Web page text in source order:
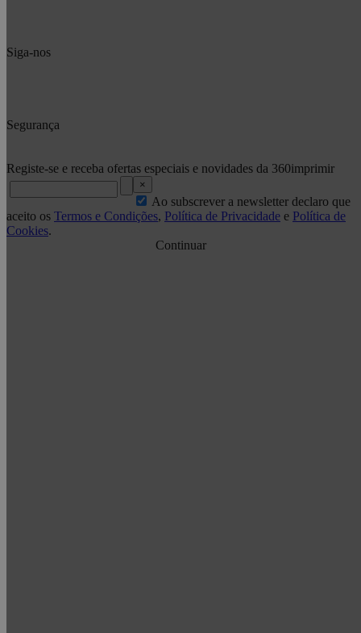
Siga-nos
Segurança
Registe-se e receba ofertas especiais e novidades da 360imprimir
×
Ao subscrever a newsletter declaro que
aceito os Termos e Condições, Política de Privacidade e Política de
Cookies.
Continuar